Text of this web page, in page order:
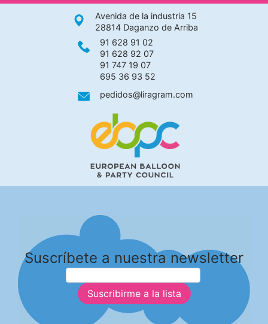
Avenida de la industria 15
28814 Daganzo de Arriba
91 628 91 02
91 628 92 07
91 747 19 07
695 36 93 52
pedidos@liragram.com
Suscríbete a nuestra newsletter
Suscribirme a la lista